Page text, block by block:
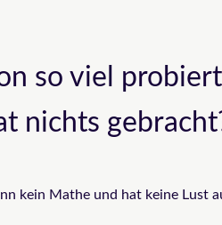
so viel
nichts
kein Mathe und hat keine Lust